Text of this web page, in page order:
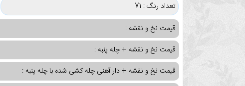
تعداد رنگ : 71
قیمت نخ و نقشه :
قیمت نخ و نقشه + چله پنبه :
قیمت نخ و نقشه + دار آهنی چله کشی شده با چله پنبه :